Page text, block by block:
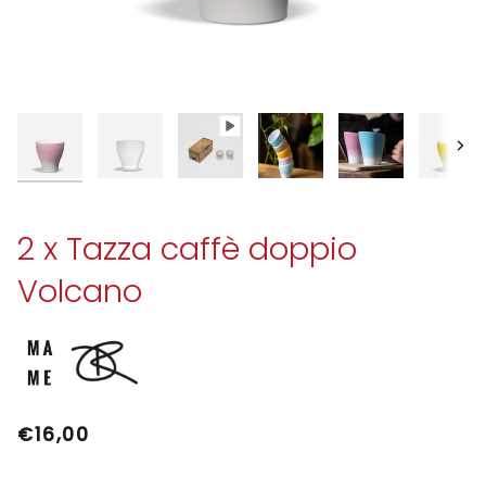
2 x Tazza caffè doppio
Volcano
€16,00